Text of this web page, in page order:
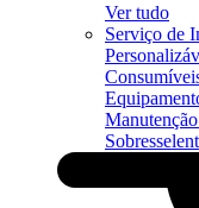
Ver tudo
Serviço de